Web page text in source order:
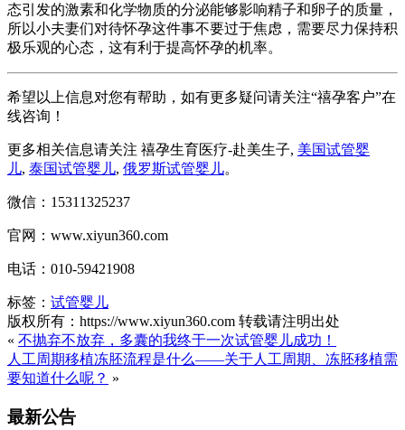
态引发的激素和化学物质的分泌能够影响精子和卵子的质量，
所以小夫妻们对待怀孕这件事不要过于焦虑，需要尽力保持积
极乐观的心态，这有利于提高怀孕的机率。
希望以上信息对您有帮助，如有更多疑问请关注“禧孕客户”在
线咨询！
更多相关信息请关注 禧孕生育医疗-赴美生子, 美国试管婴
儿, 泰国试管婴儿, 俄罗斯试管婴儿。
微信：15311325237
官网：www.xiyun360.com
电话：010-59421908
标签： 试管婴儿
版权所有：https://www.xiyun360.com 转载请注明出处
« 不抛弃不放弃，多囊的我终于一次试管婴儿成功！
人工周期移植冻胚流程是什么——关于人工周期、冻胚移植需
要知道什么呢？ »
最新公告